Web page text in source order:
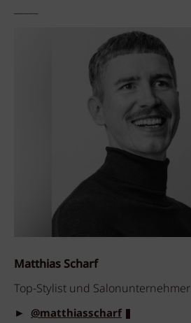
_____
Matthias Scharf
Top-Stylist und Salonunternehmer
► @matthiasscharf